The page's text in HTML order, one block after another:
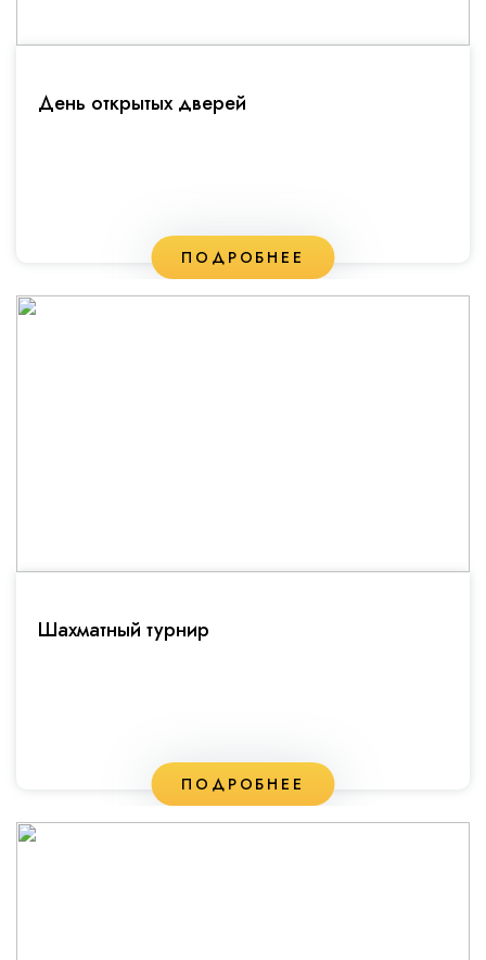
День открытых дверей
ПОДРОБНЕЕ
Шахматный турнир
ПОДРОБНЕЕ